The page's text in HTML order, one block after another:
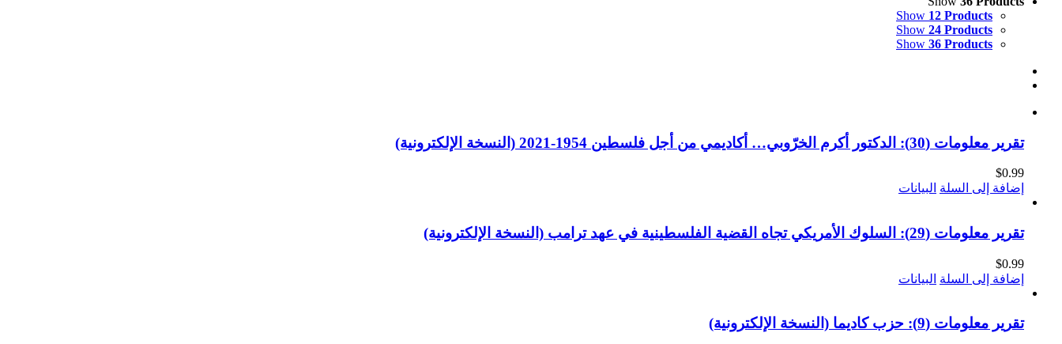
Show 12 Products
Show 24 Products
Show 36 Products
تقرير معلومات (30): الدكتور أكرم الخرّوبي… أكاديمي من أجل فلسطين 1954-2021 (النسخة الإلكترونية)
$0.99
إضافة إلى السلة البيانات
تقرير معلومات (29): السلوك الأمريكي تجاه القضية الفلسطينية في عهد ترامب (النسخة الإلكترونية)
$0.99
إضافة إلى السلة البيانات
تقرير معلومات (9): حزب كاديما (النسخة الإلكترونية)